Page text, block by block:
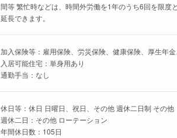
間等 繁忙時などは、時間外労働を1年のうち6回を限
延長できます。
加入保険等：雇用保険、労災保険、健康保険、厚生年
入居可能住宅：単身用あり
通勤手当：なし
休日等：休日 日曜日、祝日、その他 週休二日制 その
週休二日：その他 ローテーション
年間休日数：105日